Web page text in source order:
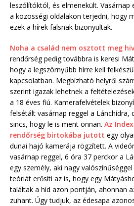
leszólítóktól, és elmenekült. Vasárnap
a közösségi oldalakon terjedni, hogy
ezek a hírek falsnak bizonyultak.
Noha a család nem osztott meg
rendőrség pedig továbbra is keresi
hogy a legszörnyűbb hírre kell
kapcsolatban. Megbízható helyről
szerint igazak lehetnek a
a 18 éves fiú. Kamerafelvételek
felsétált vasárnap reggel a Lánchídra,
sincs, hogy le is ment onnan. Az
rendőrség birtokába jutott egy
dunai hajó kamerája rögzített. A
vasárnap reggel, 6 óra 37 perckor a
egy személy, aki nagy
teóriát erősíti az is, hogy egy
találtak a híd azon pontján, ahonnan
zuhant. Úgy tudjuk, az édesapa